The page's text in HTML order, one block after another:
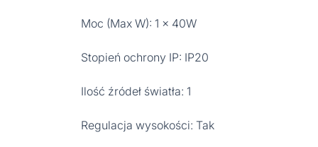
Moc (Max W): 1 x 40W
Stopień ochrony IP: IP20
Ilość źródeł światła: 1
Regulacja wysokości: Tak